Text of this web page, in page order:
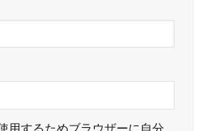
用するためブラウザーに自分